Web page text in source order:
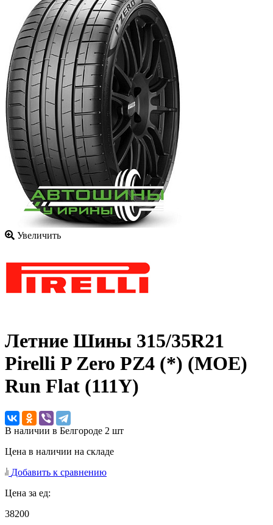
Увеличить
Летние Шины 315/35R21
Pirelli P Zero PZ4 (*) (MOE)
Run Flat (111Y)
В наличии в Белгороде 2 шт
Цена в наличии на складе
Добавить к сравнению
Цена за ед:
38200